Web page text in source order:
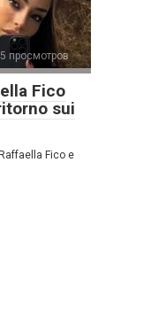
просмотров
Fico
sui
Fico e